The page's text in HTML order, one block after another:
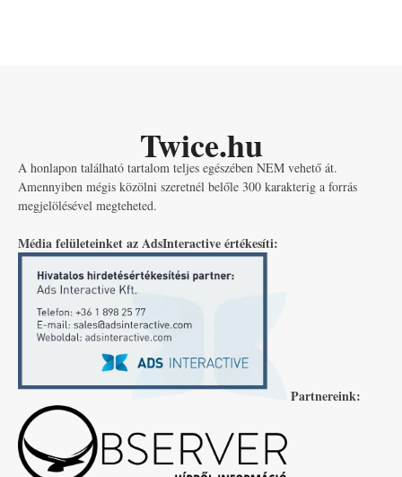
Twice.hu
A honlapon található tartalom teljes egészében NEM vehető át.
Amennyiben mégis közölni szeretnél belőle 300 karakterig a forrás
megjelölésével megteheted.
Média felületeinket az AdsInteractive értékesíti:
Partnereink: